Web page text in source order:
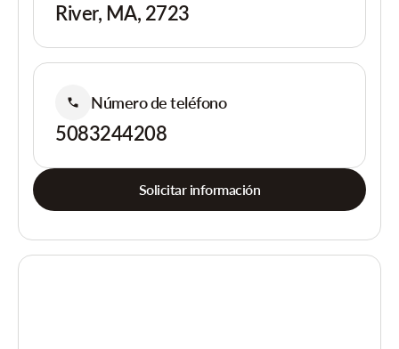
River, MA, 2723
Número de teléfono
5083244208
Solicitar información